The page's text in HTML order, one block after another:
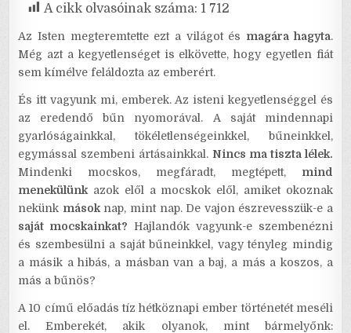
c
e
b
o
o
k
it
te
r
ai
l
ai
l
at
s
A
p
p
ar
e
A cikk olvasóinak száma: 1 712
Az Isten megteremtette ezt a világot és magára hagyta.
Még azt a kegyetlenséget is elkövette, hogy egyetlen fiát
sem kímélve feláldozta az emberért.
És itt vagyunk mi, emberek. Az isteni kegyetlenséggel és
az eredendő bűn nyomorával. A saját mindennapi
gyarlóságainkkal, tökéletlenségeinkkel, bűneinkkel,
egymással szembeni ártásainkkal. Nincs ma tiszta lélek.
Mindenki mocskos, megfáradt, megtépett, mind
menekülünk azok elől a mocskok elől, amiket okoznak
nekünk másoknap, mint nap. De vajon észrevesszük-e a
saját mocskainkat? Hajlandók vagyunk-e szembenézni
és szembesülni a saját bűneinkkel, vagy tényleg mindig
a másik a hibás, a másban van a baj, a más a koszos, a
más a bűnös?
A 10 című előadás tíz hétköznapi ember történetét meséli
el. Emberekét, akik olyanok, mint bármelyőnk: